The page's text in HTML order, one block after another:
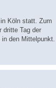
Köln statt. Zum
dritte Tag der
den Mittelpunkt.